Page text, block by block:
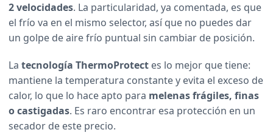
2 velocidades. La particularidad, ya comentada, es que
el frío va en el mismo selector, así que no puedes dar
un golpe de aire frío puntual sin cambiar de posición.
La tecnología ThermoProtect es lo mejor que tiene:
mantiene la temperatura constante y evita el exceso de
calor, lo que lo hace apto para melenas frágiles, finas
o castigadas. Es raro encontrar esa protección en un
secador de este precio.